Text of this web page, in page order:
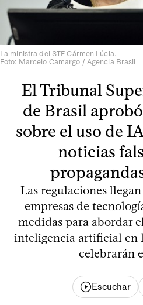
La ministra del STF Cármen Lúcia.
Foto: Marcelo Camargo / Agencia Brasil
El Tribunal
de Brasil
sobre el uso de
noticias
Las regulaciones
empresas de
medidas para abordar
inteligencia artificial en
celebrarán
Escuchar